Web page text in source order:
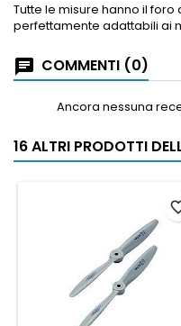
Tutte le misure hanno il
perfettamente adattabili ai
COMMENTI (0)
Ancora nessuna
16 ALTRI PRODOTTI